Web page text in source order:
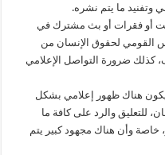
وتفنيد ما يتم نشره.
أو فقرات أو بث مشترك في
القومي لحقوق الإنسان من
كذلك ضرورة التواصل الإعلامي
هناك ظهور إعلامي بشكل
للتعليق والرد على كافة ما
وأن هناك مجهود كبير يتم